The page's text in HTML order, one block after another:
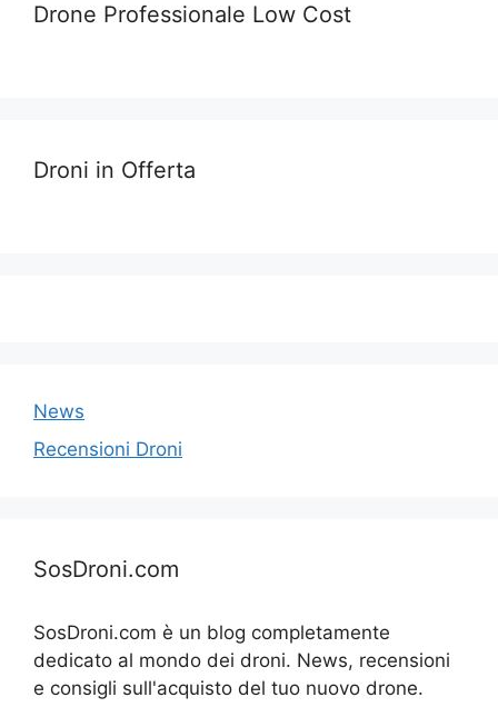
Drone Professionale Low Cost
Droni in Offerta
News
Recensioni Droni
SosDroni.com
SosDroni.com è un blog completamente
dedicato al mondo dei droni. News, recensioni
e consigli sull'acquisto del tuo nuovo drone.